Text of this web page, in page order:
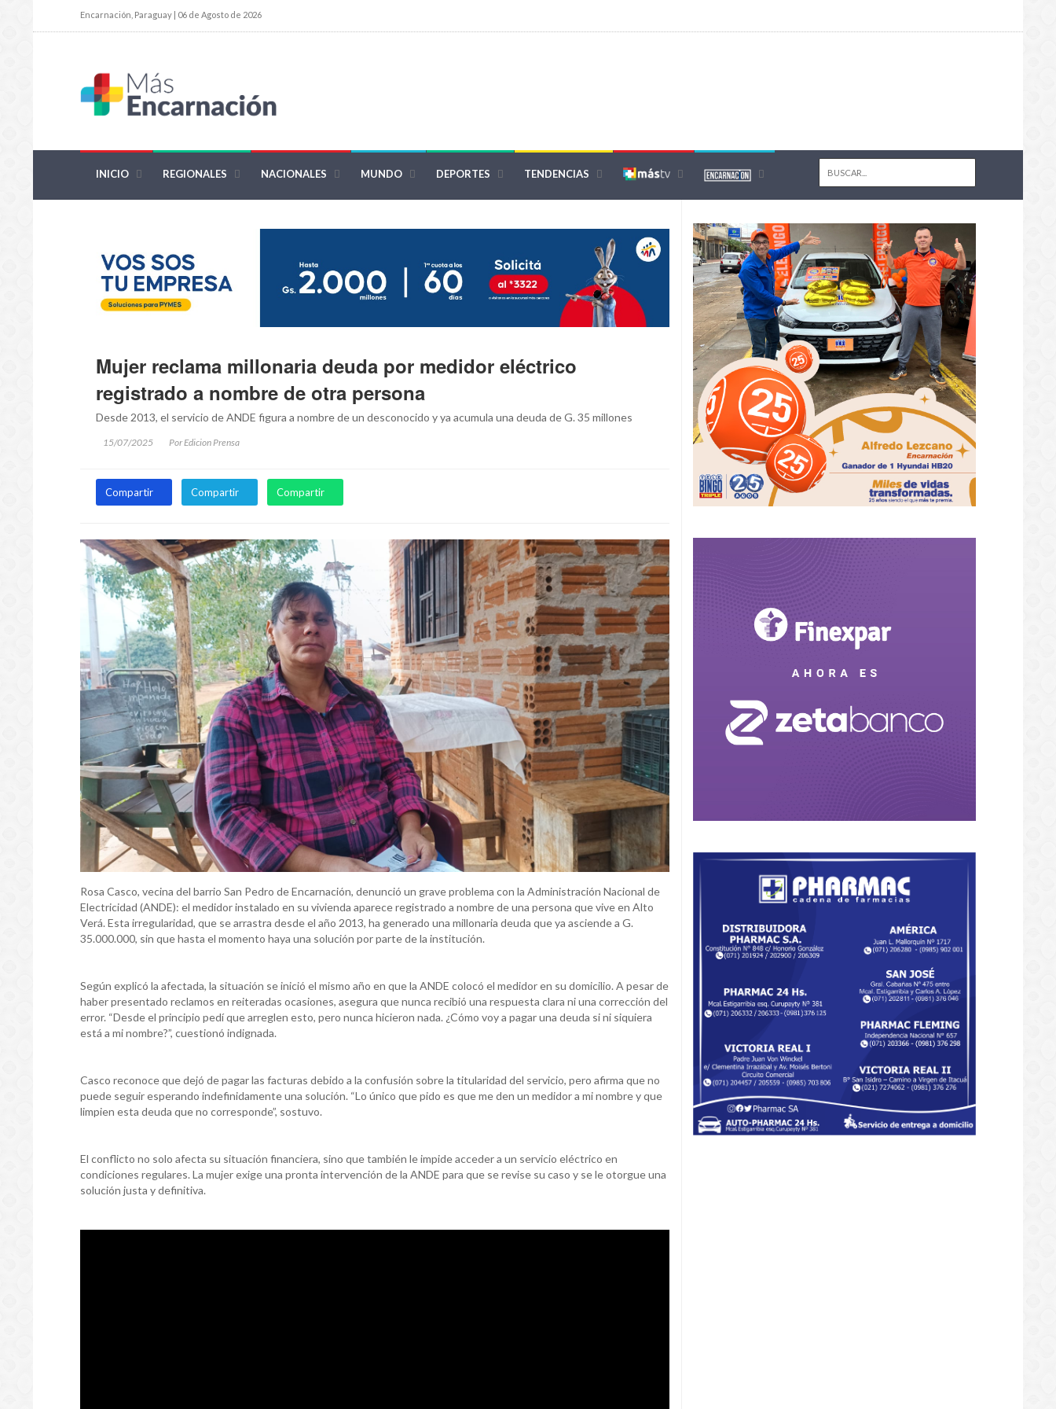
Encarnación, Paraguay | 06 de Agosto de 2026
INICIO REGIONALES NACIONALES MUNDO DEPORTES TENDENCIAS
Mujer reclama millonaria deuda por medidor eléctrico
registrado a nombre de otra persona
Desde 2013, el servicio de ANDE figura a nombre de un desconocido y ya acumula una deuda de G. 35 millones
15/07/2025 Por Edicion Prensa
Compartir Compartir Compartir
Rosa Casco, vecina del barrio San Pedro de Encarnación, denunció un grave problema con la Administración Nacional de
Electricidad (ANDE): el medidor instalado en su vivienda aparece registrado a nombre de una persona que vive en Alto
Verá. Esta irregularidad, que se arrastra desde el año 2013, ha generado una millonaria deuda que ya asciende a G.
35.000.000, sin que hasta el momento haya una solución por parte de la institución.
Según explicó la afectada, la situación se inició el mismo año en que la ANDE colocó el medidor en su domicilio. A pesar de
haber presentado reclamos en reiteradas ocasiones, asegura que nunca recibió una respuesta clara ni una corrección del
error. “Desde el principio pedí que arreglen esto, pero nunca hicieron nada. ¿Cómo voy a pagar una deuda si ni siquiera
está a mi nombre?”, cuestionó indignada.
Casco reconoce que dejó de pagar las facturas debido a la confusión sobre la titularidad del servicio, pero afirma que no
puede seguir esperando indefinidamente una solución. “Lo único que pido es que me den un medidor a mi nombre y que
limpien esta deuda que no corresponde”, sostuvo.
El conflicto no solo afecta su situación financiera, sino que también le impide acceder a un servicio eléctrico en
condiciones regulares. La mujer exige una pronta intervención de la ANDE para que se revise su caso y se le otorgue una
solución justa y definitiva.